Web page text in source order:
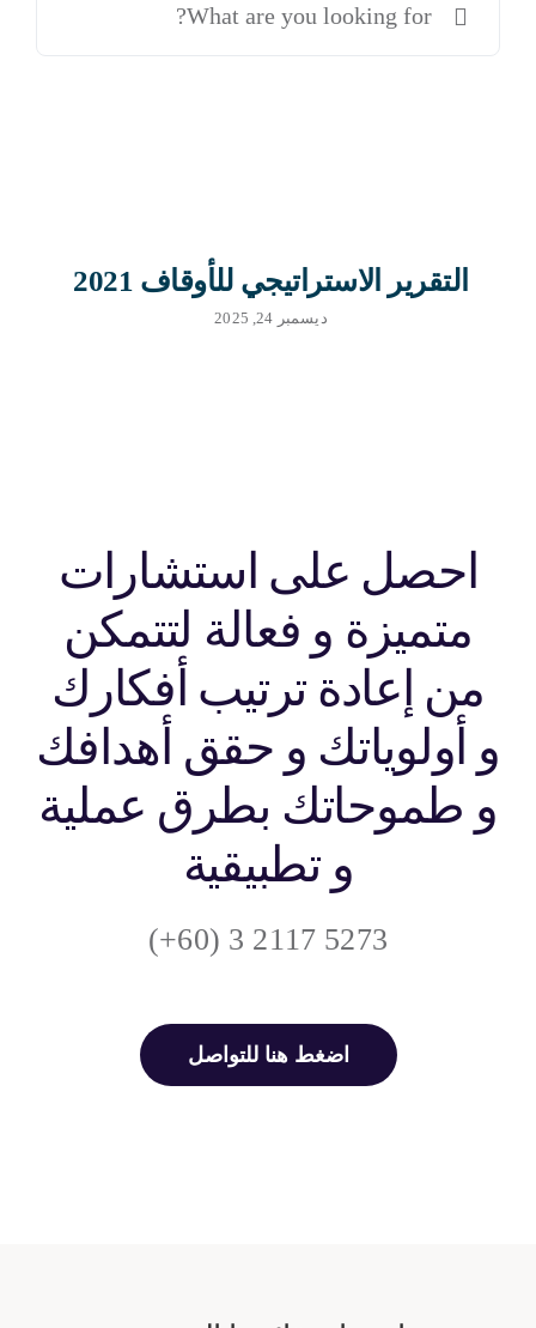
التقرير الاستراتيجي للأوقاف 2021
ديسمبر 24, 2025
احصل على استشارات
متميزة و فعالة لتتمكن
من إعادة ترتيب أفكارك
و أولوياتك و حقق أهدافك
و طموحاتك بطرق عملية
و تطبيقية
5273 2117 3 (60+)
اضغط هنا للتواصل